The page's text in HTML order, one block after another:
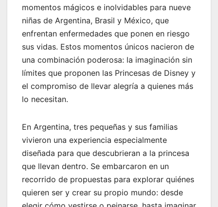
momentos mágicos e inolvidables para nueve
niñas de Argentina, Brasil y México, que
enfrentan enfermedades que ponen en riesgo
sus vidas. Estos momentos únicos nacieron de
una combinación poderosa: la imaginación sin
límites que proponen las Princesas de Disney y
el compromiso de llevar alegría a quienes más
lo necesitan.
En Argentina, tres pequeñas y sus familias
vivieron una experiencia especialmente
diseñada para que descubrieran a la princesa
que llevan dentro. Se embarcaron en un
recorrido de propuestas para explorar quiénes
quieren ser y crear su propio mundo: desde